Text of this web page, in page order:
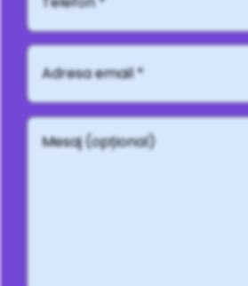
Mesaj
(opțional)
Adresă
email